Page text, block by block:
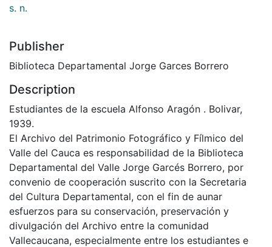
s. n.
Publisher
Biblioteca Departamental Jorge Garces Borrero
Description
Estudiantes de la escuela Alfonso Aragón . Bolivar,
1939.
El Archivo del Patrimonio Fotográfico y Fílmico del
Valle del Cauca es responsabilidad de la Biblioteca
Departamental del Valle Jorge Garcés Borrero, por
convenio de cooperación suscrito con la Secretaria
del Cultura Departamental, con el fin de aunar
esfuerzos para su conservación, preservación y
divulgación del Archivo entre la comunidad
Vallecaucana, especialmente entre los estudiantes e